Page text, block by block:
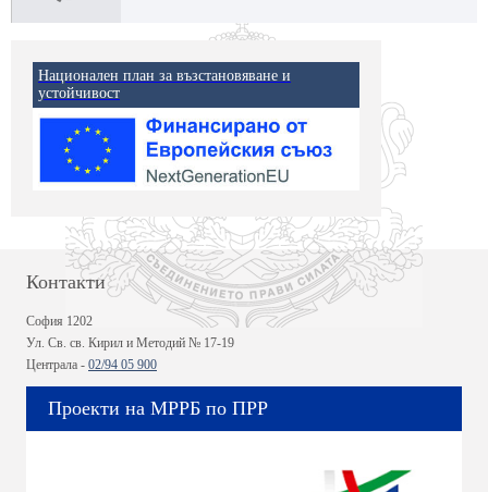
Национален план за възстановяване и
устойчивост
Контакти
София 1202
Ул. Св. св. Кирил и Методий № 17-19
Централа - 02/94 05 900
Проекти на МРРБ по ПРР